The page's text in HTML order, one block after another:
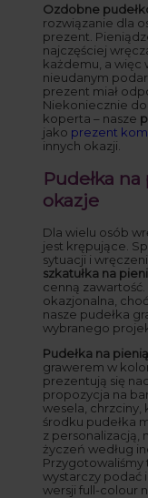
Ozdobne
rozwiązanie dla
prezent.
najczęściej
każdemu, a więc
nieudanym
prezent miał
Niekoniecznie
koperta – nasze
jako prezent
innych okazji.
Pudełka
okazje
Dla wielu osób
jest krępujące.
sytuacji i
szkatułka na
cenną
okazjonalna,
nasze pudełka
wybranego
Pudełka na
grawerem w
prezentują się
propozycja na
wesela, chrzciny,
środku pudełka
z personalizacją,
życzeń według
wystarczy podać
wersji full-colour